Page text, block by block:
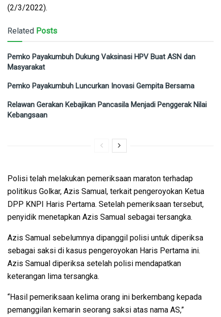
(2/3/2022).
Related Posts
Pemko Payakumbuh Dukung Vaksinasi HPV Buat ASN dan
Masyarakat
Pemko Payakumbuh Luncurkan Inovasi Gempita Bersama
Relawan Gerakan Kebajikan Pancasila Menjadi Penggerak Nilai
Kebangsaan
Polisi telah melakukan pemeriksaan maraton terhadap
politikus Golkar, Azis Samual, terkait pengeroyokan Ketua
DPP KNPI Haris Pertama. Setelah pemeriksaan tersebut,
penyidik menetapkan Azis Samual sebagai tersangka.
Azis Samual sebelumnya dipanggil polisi untuk diperiksa
sebagai saksi di kasus pengeroyokan Haris Pertama ini.
Azis Samual diperiksa setelah polisi mendapatkan
keterangan lima tersangka.
“Hasil pemeriksaan kelima orang ini berkembang kepada
pemanggilan kemarin seorang saksi atas nama AS,”